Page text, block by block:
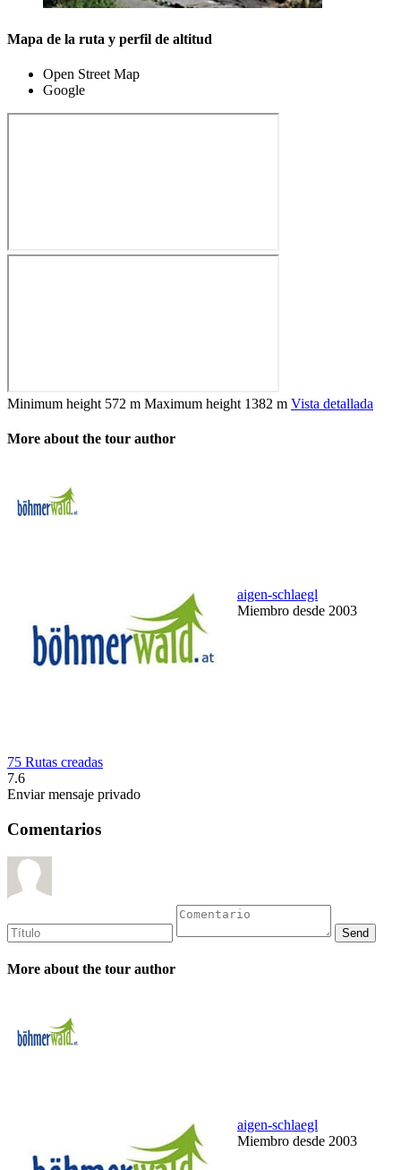
Mapa de la ruta y perfil de altitud
Open Street Map
Google
Minimum height 572 m Maximum height 1382 m Vista detallada
More about the tour author
aigen-schlaegl
Miembro desde 2003
75 Rutas creadas
7.6
Enviar mensaje privado
Comentarios
More about the tour author
aigen-schlaegl
Miembro desde 2003